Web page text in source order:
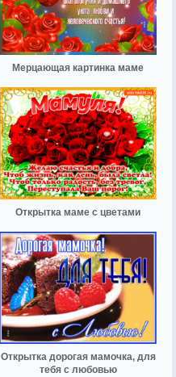
Мерцающая картинка маме
Открытка маме с цветами
Открытка дорогая мамочка, для
тебя с любовью